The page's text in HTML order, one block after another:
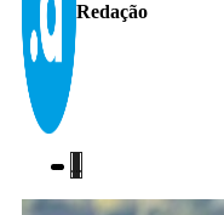
Redação